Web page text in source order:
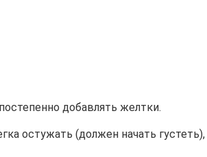
добавлять желтки.
остужать (должен начать густеть),